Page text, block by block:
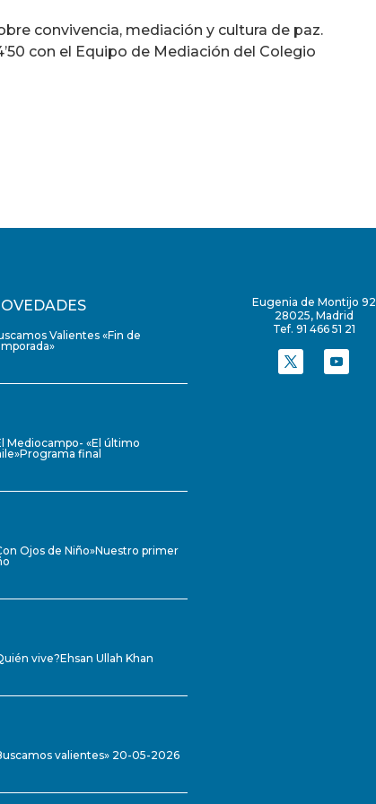
flecha
arriba/abajo
convivencia, mediación y cultura de paz.
con el Equipo de Mediación del Colegio
Valientes «Fin de
Mediocampo- «El último
final
Ojos de Niño»Nuestro primer
vive?Ehsan Ullah Khan
valientes» 20-05-2026
Eugenia de Montijo 92
28025, Madrid
Tef. 91 466 51 21